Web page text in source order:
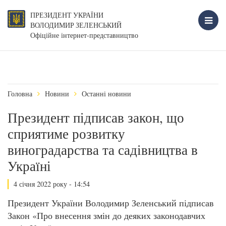
ПРЕЗИДЕНТ УКРАЇНИ
ВОЛОДИМИР ЗЕЛЕНСЬКИЙ
Офіційне інтернет-представництво
Головна Новини Останні новини
Президент підписав закон, що
сприятиме розвитку
виноградарства та садівництва в
Україні
4 січня 2022 року - 14:54
Президент України Володимир Зеленський підписав
Закон «Про внесення змін до деяких законодавчих